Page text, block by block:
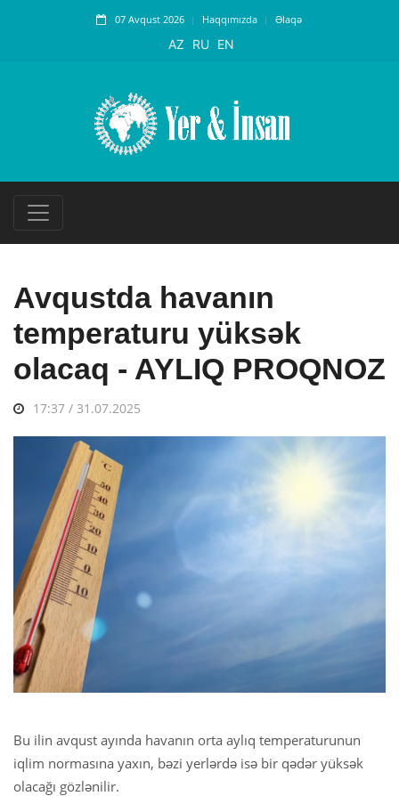
07 Avqust 2026 Haqqımızda Əlaqə
AZ RU EN
Avqustda havanın
temperaturu yüksək
olacaq - AYLIQ PROQNOZ
17:37 / 31.07.2025
Bu ilin avqust ayında havanın orta aylıq temperaturunun
iqlim normasına yaxın, bəzi yerlərdə isə bir qədər yüksək
olacağı gözlənilir.